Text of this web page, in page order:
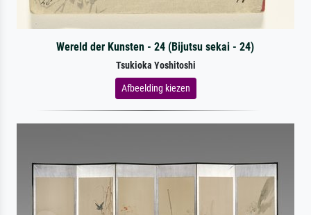
Wereld der Kunsten - 24 (Bijutsu sekai - 24)
Tsukioka Yoshitoshi
Afbeelding kiezen